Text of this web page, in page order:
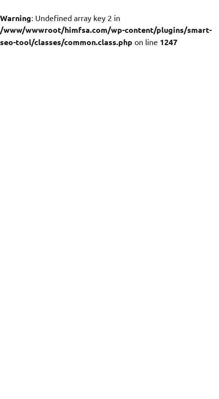
Warning: Undefined array key 2 in
/www/wwwroot/himfsa.com/wp-content/plugins/smart-
seo-tool/classes/common.class.php on line 1247